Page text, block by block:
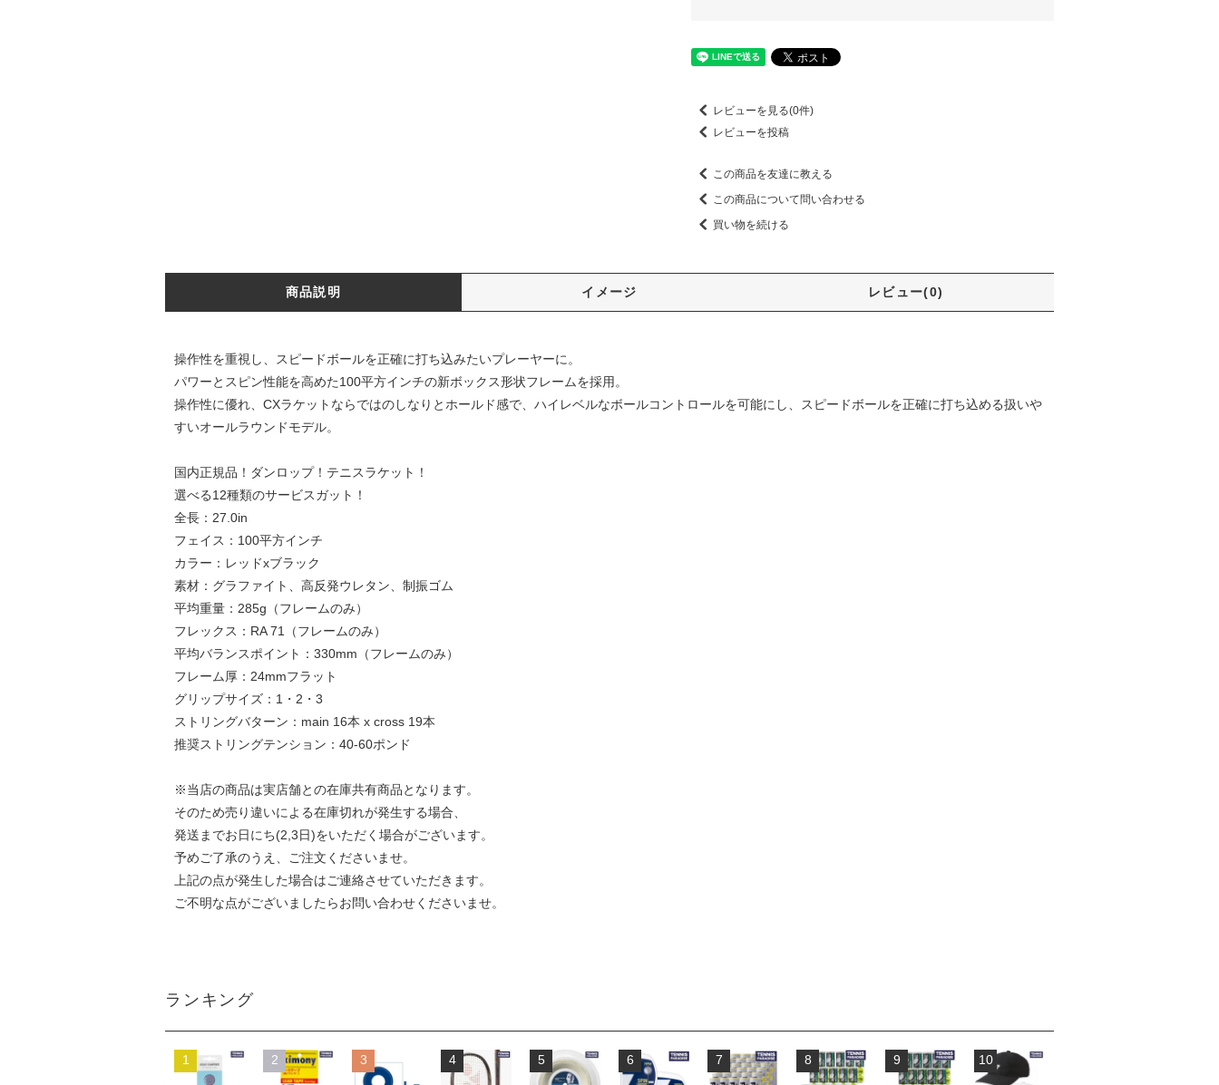
レビューを見る(0件)
レビューを投稿
この商品を友達に教える
この商品について問い合わせる
買い物を続ける
商品説明 イメージ レビュー(0)
操作性を重視し、スピードボールを正確に打ち込みたいプレーヤーに。
パワーとスピン性能を高めた100平方インチの新ボックス形状フレームを採用。
操作性に優れ、CXラケットならではのしなりとホールド感で、ハイレベルなボールコントロールを可能にし、スピードボールを正確に打ち込める扱いや
すいオールラウンドモデル。
国内正規品！ダンロップ！テニスラケット！
選べる12種類のサービスガット！
全長：27.0in
フェイス：100平方インチ
カラー：レッドxブラック
素材：グラファイト、高反発ウレタン、制振ゴム
平均重量：285g（フレームのみ）
フレックス：RA 71（フレームのみ）
平均バランスポイント：330mm（フレームのみ）
フレーム厚：24mmフラット
グリップサイズ：1・2・3
ストリングバターン：main 16本 x cross 19本
推奨ストリングテンション：40-60ポンド
※当店の商品は実店舗との在庫共有商品となります。
そのため売り違いによる在庫切れが発生する場合、
発送までお日にち(2,3日)をいただく場合がございます。
予めご了承のうえ、ご注文くださいませ。
上記の点が発生した場合はご連絡させていただきます。
ご不明な点がございましたらお問い合わせくださいませ。
ランキング
1 2 3 4 5 6 7 8 9 10